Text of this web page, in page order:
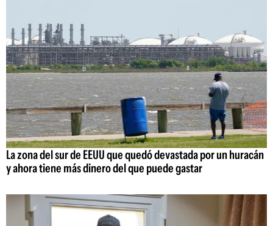
La zona del sur de EEUU que quedó devastada por un huracán
y ahora tiene más dinero del que puede gastar